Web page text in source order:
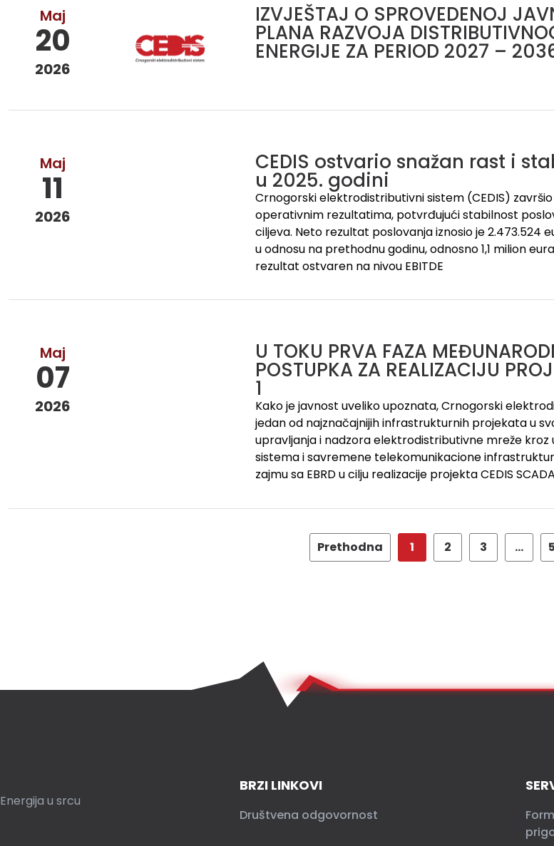
Maj
20
2026
IZVJEŠTAJ O SPROVEDENOJ
PLANA RAZVOJA
ENERGIJE ZA PERIOD 2027 –
Maj
11
2026
CEDIS ostvario snažan rast i
u 2025. godini
Crnogorski elektrodistributivni sistem (CEDIS)
operativnim rezultatima, potvrđujući stabilnost
ciljeva. Neto rezultat poslovanja iznosio je 2.473.524
u odnosu na prethodnu godinu, odnosno 1,1 milion
rezultat ostvaren na nivou EBITDE
Maj
07
2026
U TOKU PRVA FAZA
POSTUPKA ZA REALIZACIJU
1
Kako je javnost uveliko upoznata, Crnogorski
jedan od najznačajnijih infrastrukturnih projekata u
upravljanja i nadzora elektrodistributivne mreže kroz
sistema i savremene telekomunikacione
zajmu sa EBRD u cilju realizacije projekta CEDIS
Prethodna 1 2 3 …
Energija u srcu
BRZI LINKOVI
Društvena odgovornost